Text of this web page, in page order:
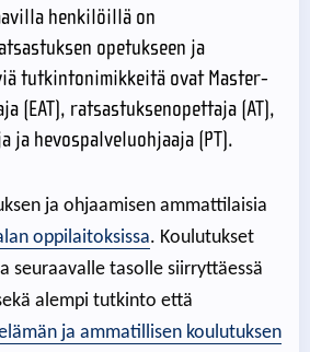
henkilöillä on
opetukseen ja
tutkintonimikkeitä ovat Master-
(EAT), ratsastuksenopettaja (AT),
ja hevospalveluohjaaja (PT).
ja ohjaamisen ammattilaisia
oppilaitoksissa. Koulutukset
seuraavalle tasolle siirryttäessä
alempi tutkinto että
ja ammatillisen koulutuksen